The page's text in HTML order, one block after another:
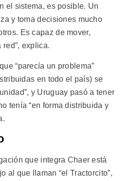
el sistema, es posible. Un
y toma decisiones mucho
Es capaz de mover,
explica.
“parecía un problema”
en todo el país) se
y Uruguay pasó a tener
tenía “en forma distribuida y
que integra Chaer está
al que llaman “el Tractorcito”,